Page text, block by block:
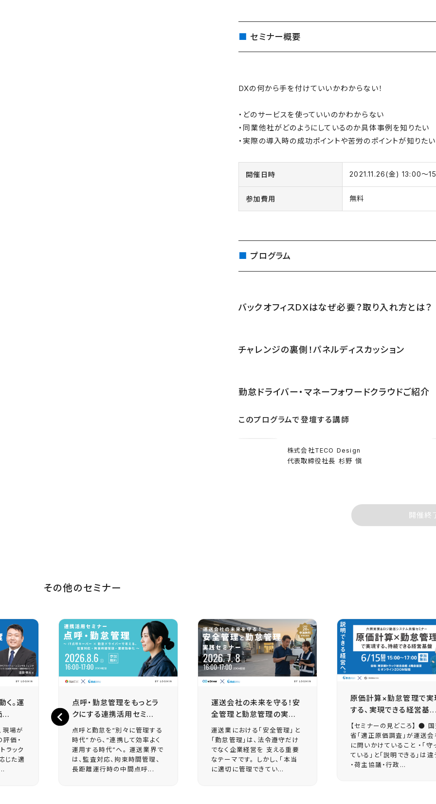
セミナー概要
DXの何から手を付けていいかわからない！
・どのサービスを使っていいのかわからない
・同業他社がどのようにしているのか具体事例を知りたい
・実際の導入時の成功ポイントや苦労のポイントが知りたい
開催日時 2021.11.26(金) 13:00〜
参加費用 無料
プログラム
バックオフィスDXはなぜ必要？取り入れ方とは？
チャレンジの裏側！パネルディスカッション
勤怠ドライバー・マネーフォワードクラウドご紹介
このプログラムで登壇する講師
株式会社TECO Design
代表取締役社長 杉野 愼
開催終
その他のセミナー
く。運
...
現場が
価・
ラック
じた適
点呼・勤怠管理をもっとラ
クにする連携活用セミ...
点呼と勤怠を“別々に管理する
時代”から、“連携して効率よく
運用する時代”へ。 運送業界で
は、監査対応、拘束時間管理、
長距離運行時の中間点呼...
運送会社の未来を守る！安
全管理と勤怠管理の実...
運送業における「安全管理」と
「勤怠管理」は、法令遵守だけ
でなく企業経営を 支える重要
なテーマです。 しかし、「本当
に適切に管理できてい...
原価計算×勤怠管理で実
する、実現できる経営基
【セミナーの見どころ】 ●
省「適正原価調査」が運送会
に問いかけていること ・「守
ている」と「説明できる」は違
・荷主協議・行政...